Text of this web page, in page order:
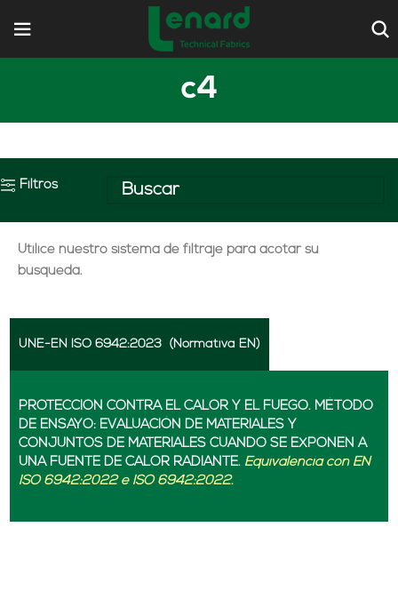
c4
Filtros
Utilice nuestro sistema de filtraje para acotar su
búsqueda.
UNE-EN ISO 6942:2023 (Normativa EN)
PROTECCION CONTRA EL CALOR Y EL FUEGO. MÉTODO
DE ENSAYO: EVALUACIÓN DE MATERIALES Y
CONJUNTOS DE MATERIALES CUANDO SE EXPONEN A
UNA FUENTE DE CALOR RADIANTE. Equivalencia con EN
ISO 6942:2022 e ISO 6942:2022.